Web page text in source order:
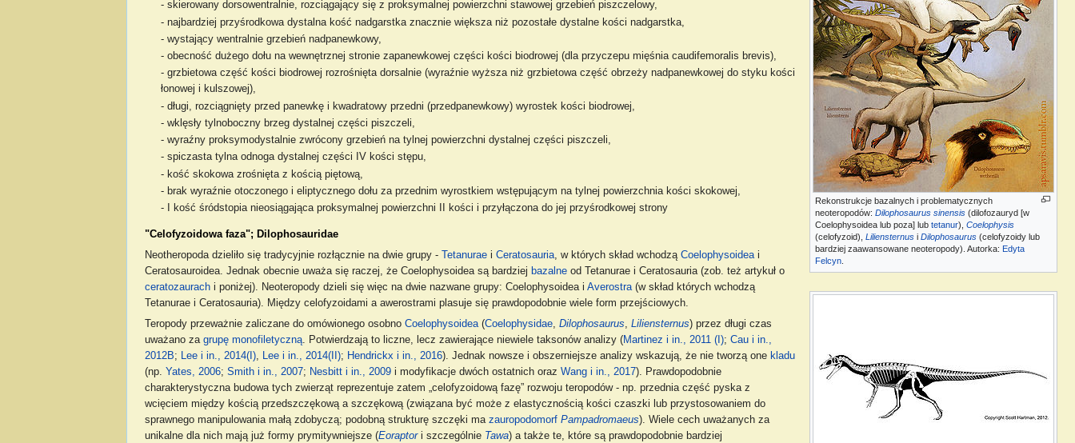
Rekonstrukcje bazalnych i problematycznych
neoteropodów:Dilophosaurus sinensis (dilofozauryd [w
Coelophysoidea lub poza] lubtetanur),Coelophysis
(celofyzoid),Liliensternus iDilophosaurus (celofyzoidy lub
bardziej zaawansowane neoteropody). Autorka:Edyta
Felcyn
- skierowany dorsowentralnie, rozciągający się z proksymalnej powierzchni stawowej grzebień piszczelowy,
- najbardziej przyśrodkowa dystalna kość nadgarstka znacznie większa niż pozostałe dystalne kości nadgarstka,
- wystający wentralnie grzebień nadpanewkowy,
- obecność dużego dołu na wewnętrznej stronie zapanewkowej części kości biodrowej (dla przyczepu mięśnia caudifemoralis brevis),
- grzbietowa część kości biodrowej rozrośnięta dorsalnie (wyraźnie wyższa niż grzbietowa część obrzeży nadpanewkowej do styku kości
łonowej i kulszowej),
- długi, rozciągnięty przed panewkę i kwadratowy przedni (przedpanewkowy) wyrostek kości biodrowej,
- wklęsły tylnoboczny brzeg dystalnej części piszczeli,
- wyraźny proksymodystalnie zwrócony grzebień na tylnej powierzchni dystalnej części piszczeli,
- spiczasta tylna odnoga dystalnej części IV kości stępu,
- kość skokowa zrośnięta z kością piętową,
- brak wyraźnie otoczonego i eliptycznego dołu za przednim wyrostkiem wstępującym na tylnej powierzchnia kości skokowej,
- I kość śródstopia nieosiągająca proksymalnej powierzchni II kości i przyłączona do jej przyśrodkowej strony
"Celofyzoidowa faza"; Dilophosauridae
Neotheropoda dzieliło się tradycyjnie rozłącznie na dwie grupy -
Tetanuraei Ceratosauria, w których skład wchodzą Coelophysoideai
Ceratosauroidea. Jednak obecnie uważa się raczej, że Coelophysoidea są bardziej bazalneod Tetanurae i Ceratosauria (zob. też artykuł o
ceratozaurachi poniżej). Neoteropody dzieli się więc na dwie nazwane grupy: Coelophysoidea i Averostra(w skład których wchodzą
Tetanurae i Ceratosauria). Między celofyzoidami a awerostrami plasuje się prawdopodobnie wiele form przejściowych.
Teropody przeważnie zaliczane do omówionego osobno Coelophysoidea(Coelophysidae, Dilophosaurus, Liliensternus) przez długi czas
uważano za grupę monofiletyczną. Potwierdzają to liczne, lecz zawierające niewiele taksonów analizy (Martinez i in., 2011 (I); Cau i in.,
2012B; Lee i in., 2014(I), Lee i in., 2014(II); Hendrickx i in., 2016). Jednak nowsze i obszerniejsze analizy wskazują, że nie tworzą one kladu
(np. Yates, 2006; Smith i in., 2007; Nesbitt i in., 2009i modyfikacje dwóch ostatnich oraz Wang i in., 2017). Prawdopodobnie
charakterystyczna budowa tych zwierząt reprezentuje zatem „celofyzoidową fazę” rozwoju teropodów - np. przednia część pyska z
wcięciem między kością przedszczękową a szczękową (związana być może z elastycznością kości czaszki lub przystosowaniem do
sprawnego manipulowania małą zdobyczą; podobną strukturę szczęki ma zauropodomorf Pampadromaeus). Wiele cech uważanych za
unikalne dla nich mają już formy prymitywniejsze (Eoraptori szczególnie Tawa) a także te, które są prawdopodobnie bardziej